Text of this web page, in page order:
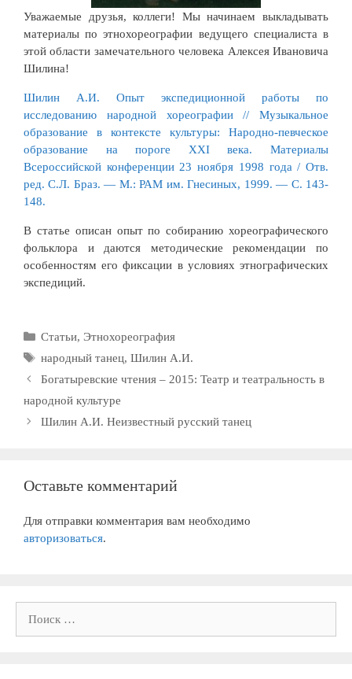
Уважаемые друзья, коллеги! Мы начинаем выкладывать
материалы по этнохореографии ведущего специалиста в
этой области замечательного человека Алексея Ивановича
Шилина!
Шилин А.И. Опыт экспедиционной работы по
исследованию народной хореографии // Музыкальное
образование в контексте культуры: Народно-певческое
образование на пороге XXI века. Материалы
Всероссийской конференции 23 ноября 1998 года / Отв.
ред. С.Л. Браз. — М.: РАМ им. Гнесиных, 1999. — С. 143-
148.
В статье описан опыт по собиранию хореографического
фольклора и даются методические рекомендации по
особенностям его фиксации в условиях этнографических
экспедиций.
Рубрики
Статьи, Этнохореография
Метки
народный танец, Шилин А.И.
Богатыревские чтения – 2015: Театр и театральность в
народной культуре
Шилин А.И. Неизвестный русский танец
Оставьте комментарий
Для отправки комментария вам необходимо
авторизоваться.